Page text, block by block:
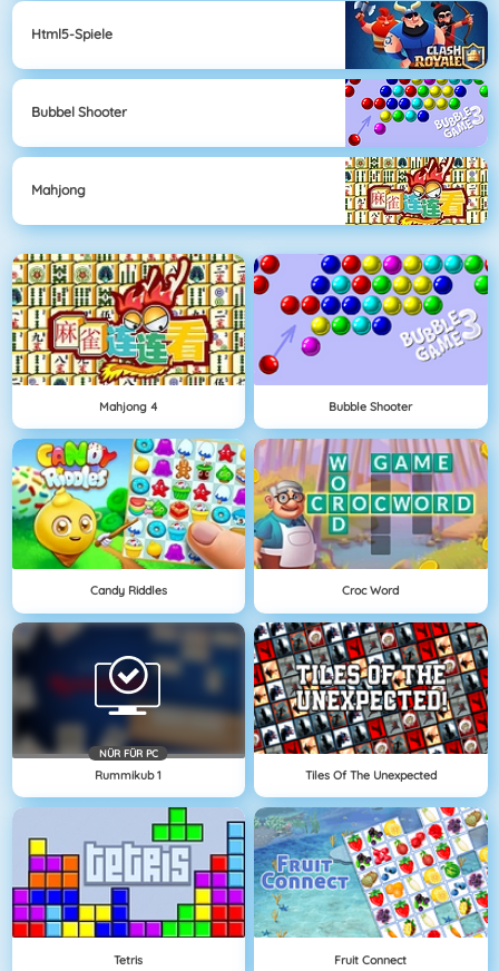
Html5-Spiele
Bubbel Shooter
Mahjong
Mahjong 4 Bubble Shooter
Candy Riddles Croc Word
NÜR FÜR PC
Rummikub 1 Tiles Of The Unexpected
Tetris Fruit Connect